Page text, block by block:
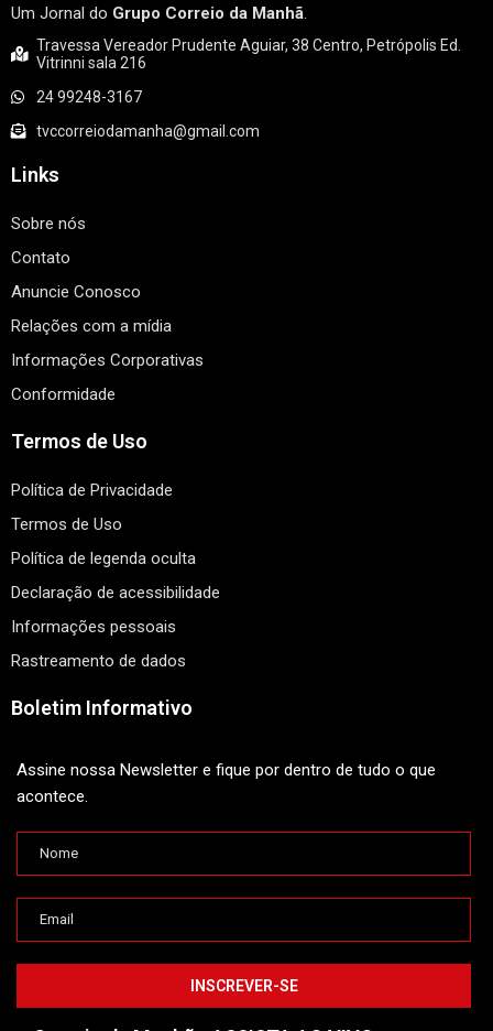
Um Jornal do Grupo Correio da Manhã.
Travessa Vereador Prudente Aguiar, 38 Centro, Petrópolis Ed.
Vitrinni sala 216
24 99248-3167
tvccorreiodamanha@gmail.com
Links
Sobre nós
Contato
Anuncie Conosco
Relações com a mídia
Informações Corporativas
Conformidade
Termos de Uso
Política de Privacidade
Termos de Uso
Política de legenda oculta
Declaração de acessibilidade
Informações pessoais
Rastreamento de dados
Boletim Informativo
Assine nossa Newsletter e fique por dentro de tudo o que
acontece.